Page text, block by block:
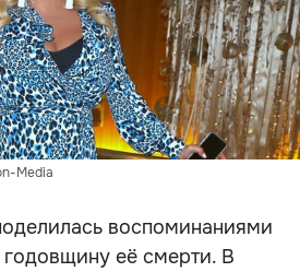
Media
воспоминаниями
её смерти. В